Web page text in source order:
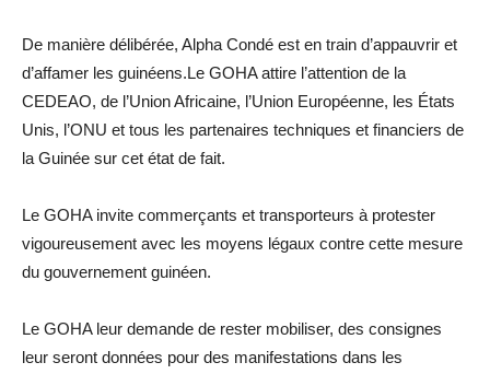
De manière délibérée, Alpha Condé est en train d’appauvrir et
d’affamer les guinéens.Le GOHA attire l’attention de la
CEDEAO, de l’Union Africaine, l’Union Européenne, les États
Unis, l’ONU et tous les partenaires techniques et financiers de
la Guinée sur cet état de fait.
Le GOHA invite commerçants et transporteurs à protester
vigoureusement avec les moyens légaux contre cette mesure
du gouvernement guinéen.
Le GOHA leur demande de rester mobiliser, des consignes
leur seront données pour des manifestations dans les